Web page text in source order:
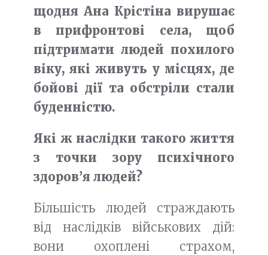
щодня Ана Крістіна вирушає
в прифронтові села, щоб
підтримати людей похилого
віку, які живуть у місцях, де
бойові дії та обстріли стали
буденністю.
Які ж наслідки такого життя
з точки зору психічного
здоров’я людей?
Більшість людей страждають
від наслідків військових дій:
вони охоплені страхом,